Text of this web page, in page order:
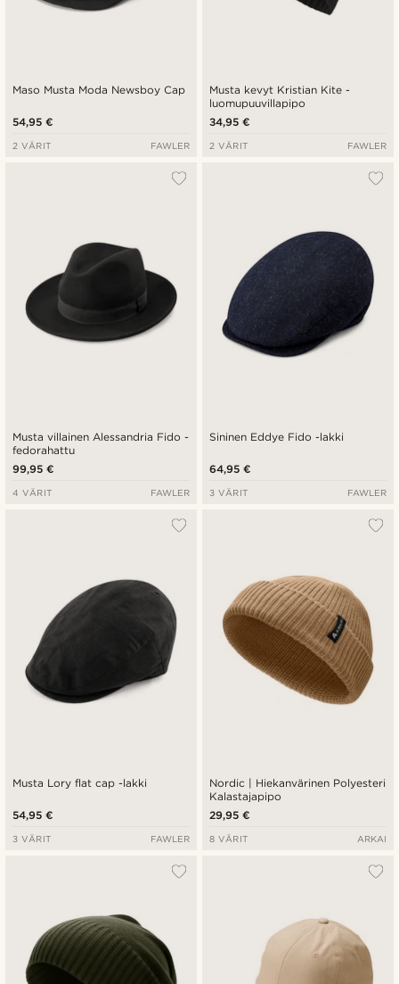
Maso Musta Moda Newsboy Cap
54,95 €
2 VÄRIT FAWLER
Musta kevyt Kristian Kite -
luomupuuvillapipo
34,95 €
2 VÄRIT FAWLER
Musta villainen Alessandria Fido -
fedorahattu
99,95 €
4 VÄRIT FAWLER
Sininen Eddye Fido -lakki
64,95 €
3 VÄRIT FAWLER
Musta Lory flat cap -lakki
54,95 €
3 VÄRIT FAWLER
Nordic | Hiekanvärinen Polyesteri
Kalastajapipo
29,95 €
8 VÄRIT ARKAI